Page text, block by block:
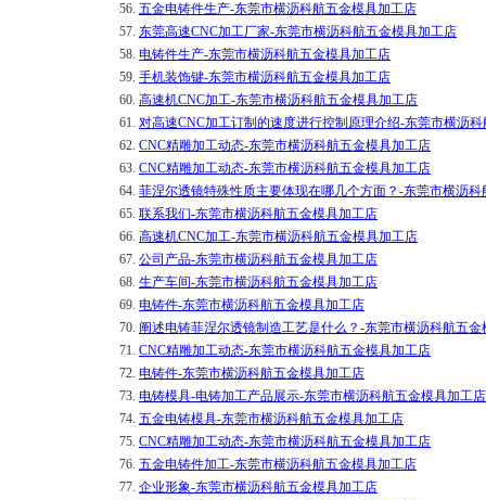
56. 五金电铸件生产-东莞市横沥科航五金模具加工店
57. 东莞高速CNC加工厂家-东莞市横沥科航五金模具加工店
58. 电铸件生产-东莞市横沥科航五金模具加工店
59. 手机装饰键-东莞市横沥科航五金模具加工店
60. 高速机CNC加工-东莞市横沥科航五金模具加工店
61. 对高速CNC加工订制的速度进行控制原理介绍-东莞市横沥
62. CNC精雕加工动态-东莞市横沥科航五金模具加工店
63. CNC精雕加工动态-东莞市横沥科航五金模具加工店
64. 菲涅尔透镜特殊性质主要体现在哪几个方面？-东莞市横沥
65. 联系我们-东莞市横沥科航五金模具加工店
66. 高速机CNC加工-东莞市横沥科航五金模具加工店
67. 公司产品-东莞市横沥科航五金模具加工店
68. 生产车间-东莞市横沥科航五金模具加工店
69. 电铸件-东莞市横沥科航五金模具加工店
70. 阐述电铸菲涅尔透镜制造工艺是什么？-东莞市横沥科航五金
71. CNC精雕加工动态-东莞市横沥科航五金模具加工店
72. 电铸件-东莞市横沥科航五金模具加工店
73. 电铸模具-电铸加工产品展示-东莞市横沥科航五金模具加工店
74. 五金电铸模具-东莞市横沥科航五金模具加工店
75. CNC精雕加工动态-东莞市横沥科航五金模具加工店
76. 五金电铸件加工-东莞市横沥科航五金模具加工店
77. 企业形象-东莞市横沥科航五金模具加工店